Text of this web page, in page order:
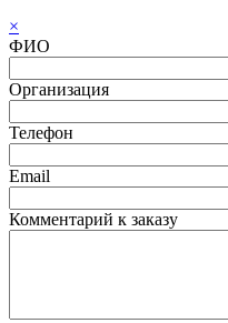
×
ФИО
Организация
Телефон
Email
Комментарий к заказу